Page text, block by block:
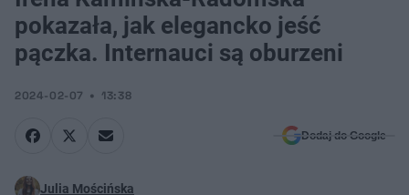
pokazała, jak elegancko jeść
pączka. Internauci są oburzeni
2024-02-07 13:38
Dodaj do Google
Julia Mościńska